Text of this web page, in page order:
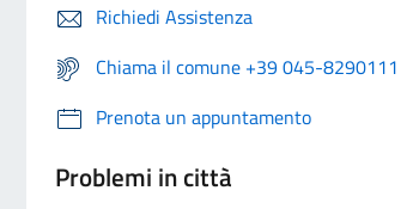
Richiedi Assistenza
Chiama il comune +39 045-8290111
Prenota un appuntamento
Problemi in città